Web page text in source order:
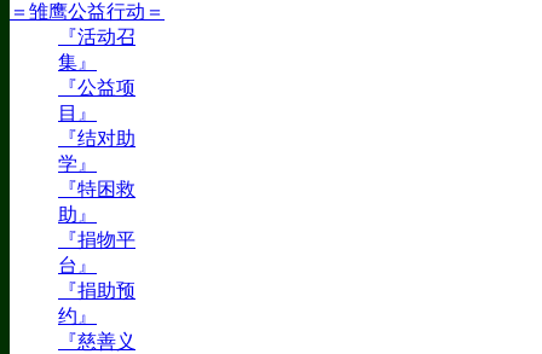
＝雏鹰公益行动＝
『活动召
集』
『公益项
目』
『结对助
学』
『特困救
助』
『捐物平
台』
『捐助预
约』
『慈善义